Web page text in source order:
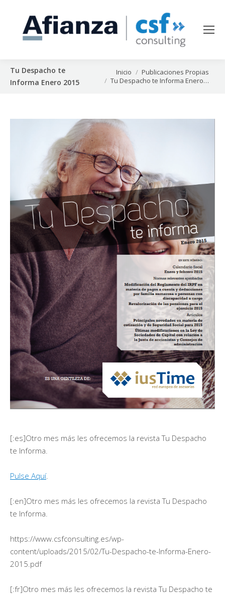
Tu Despacho te
Informa Enero 2015
Estás aquí:Inicio
Publicaciones Propias
Tu Despacho te Informa Enero…
[:es]Otro mes más les ofrecemos la revista Tu Despacho
te Informa.
Pulse Aquí.
[:en]Otro mes más les ofrecemos la revista Tu Despacho
te Informa.
https://www.csfconsulting.es/wp-
content/uploads/2015/02/Tu-Despacho-te-Informa-Enero-
2015.pdf
[:fr]Otro mes más les ofrecemos la revista Tu Despacho te